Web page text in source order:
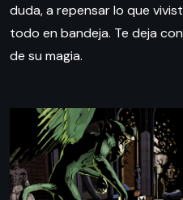
duda, a repensar lo que
todo en bandeja. Te deja
de su magia.